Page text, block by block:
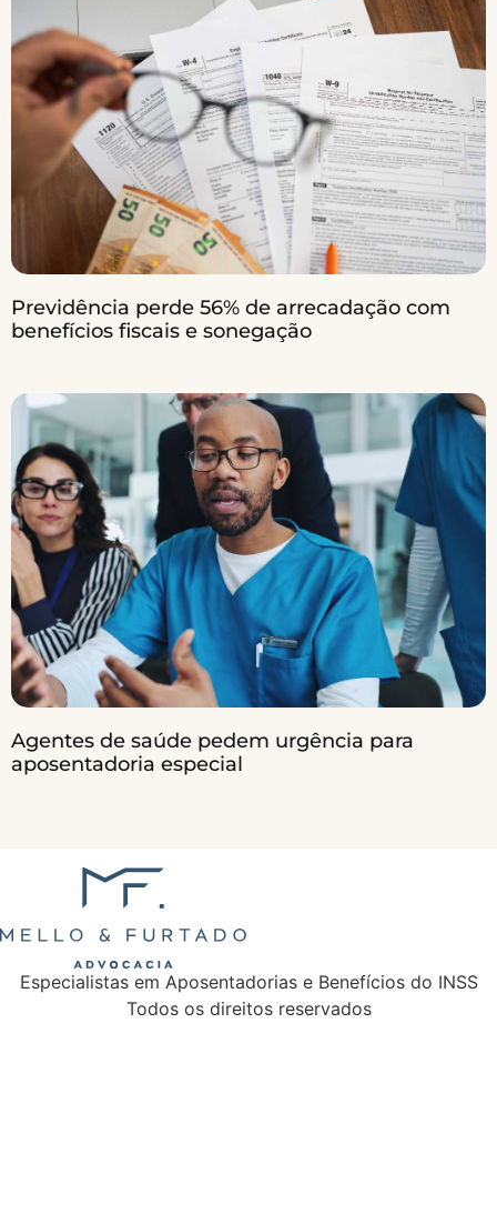
Previdência perde 56% de arrecadação com
benefícios fiscais e sonegação
Agentes de saúde pedem urgência para
aposentadoria especial
Especialistas em Aposentadorias e Benefícios do INSS
Todos os direitos reservados